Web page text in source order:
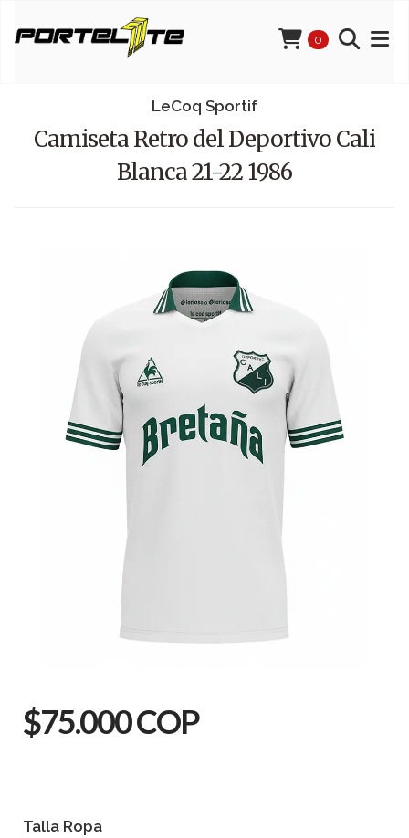
0
LeCoq Sportif
Camiseta Retro del Deportivo Cali
Blanca 21-22 1986
$75.000 COP
Talla Ropa